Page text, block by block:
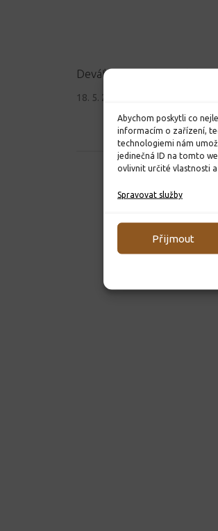
Abychom poskytli co
informacím o zařízení,
technologiemi nám
jedinečná ID na tomto
ovlivnit určité vlastnosti a
Spravovat služby
Přijmout
Deváťáci v Hradci Králové
18. 5. 2024